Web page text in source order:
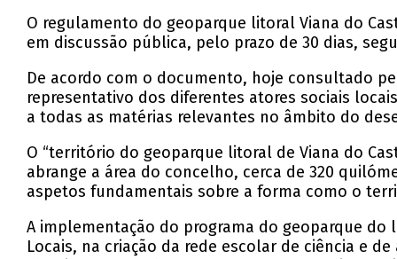
O regulamento do geoparque litoral Viana do
em discussão pública, pelo prazo de 30 dias,
De acordo com o documento, hoje consultado
representativo dos diferentes atores sociais
a todas as matérias relevantes no âmbito do
O “território do geoparque litoral de Viana do
abrange a área do concelho, cerca de 320
aspetos fundamentais sobre a forma como o
A implementação do programa do geoparque do
Locais, na criação da rede escolar de ciência e